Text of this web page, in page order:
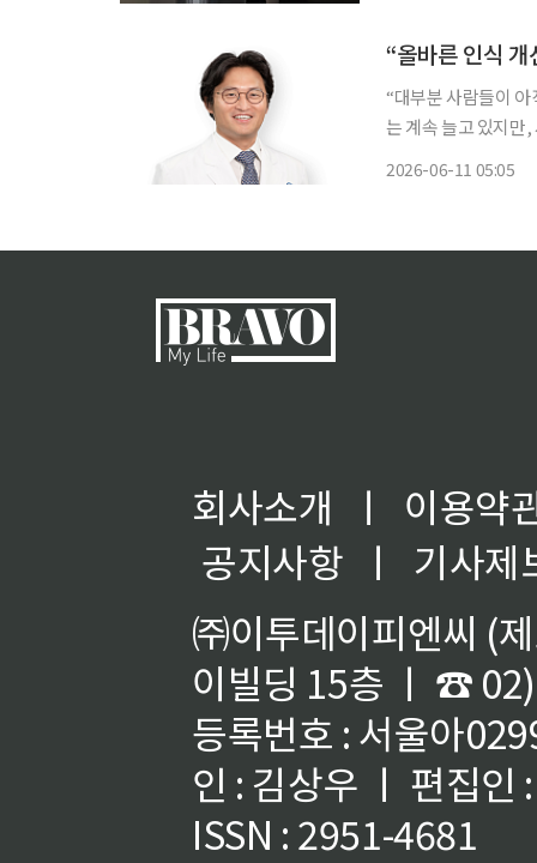
“올바른 인식
“대부분 사람들이
는 계속 늘고 있지만,
2026-06-11 05:05
회사소개 ㅣ
이용약
공지사항
ㅣ
기사제
㈜이투데이피엔씨 (
이빌딩 15층 ㅣ ☎
등록번호 : 서울아
인 : 김상우 ㅣ 편집인
ISSN : 2951-4681